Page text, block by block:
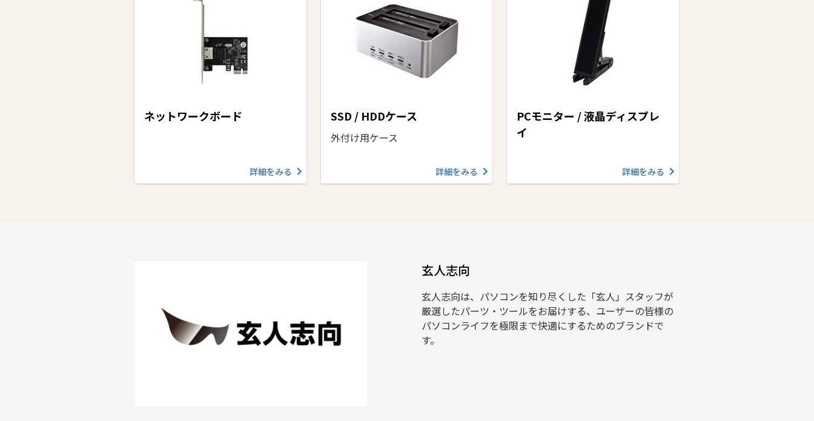
ネットワークボード
詳細をみる
SSD / HDDケース
外付け用ケース
詳細をみる
PCモニター / 液晶ディスプレ
イ
詳細をみる
玄人志向
玄人志向は、パソコンを知り尽くした「玄人」スタッフが
厳選したパーツ・ツールをお届けする、ユーザーの皆様の
パソコンライフを極限まで快適にするためのブランドで
す。